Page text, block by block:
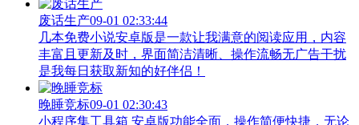
废话生产09-01 02:33:44
几本免费小说安卓版是一款让我满意的阅读应用，内容
丰富且更新及时，界面简洁清晰、操作流畅无广告干扰
是我每日获取新知的好伴侣！
晚睡竞标09-01 02:30:43
小程序集工具箱 安卓版功能全面，操作简便快捷，无论